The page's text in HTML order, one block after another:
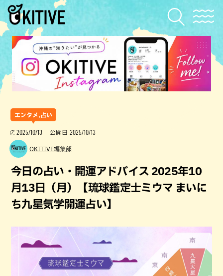
エンタメ,占い
2025/10/13 公開日 2025/10/13
OKITIVE編集部
今日の占い・開運アドバイス 2025年10
月13日（月）【琉球鑑定士ミウマ まいに
ち九星気学開運占い】